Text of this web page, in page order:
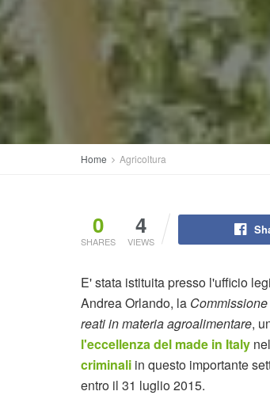
Home Agricoltura
0
SHARES
4
VIEWS
E' stata istituita presso l'ufficio
Andrea Orlando, la
reati in materia agroalimentare,
l'eccellenza del made in Italy
criminali in questo importante
entro il 31 luglio 2015.